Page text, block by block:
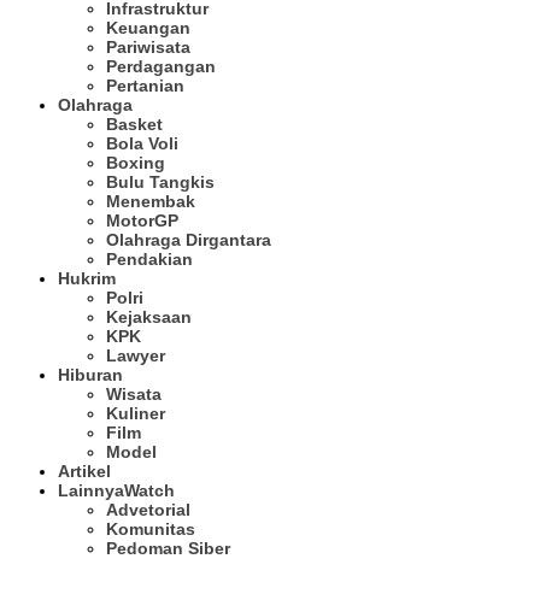
Infrastruktur
Keuangan
Pariwisata
Perdagangan
Pertanian
Olahraga
Basket
Bola Voli
Boxing
Bulu Tangkis
Menembak
MotorGP
Olahraga Dirgantara
Pendakian
Hukrim
Polri
Kejaksaan
KPK
Lawyer
Hiburan
Wisata
Kuliner
Film
Model
Artikel
LainnyaWatch
Advetorial
Komunitas
Pedoman Siber